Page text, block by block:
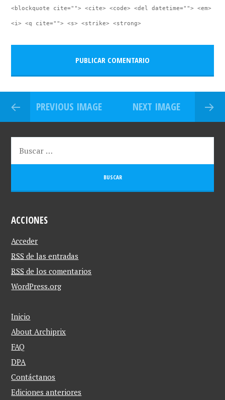
<blockquote cite=""> <cite> <code> <del datetime=""> <em>
<i> <q cite=""> <s> <strike> <strong>
PREVIOUS IMAGE NEXT IMAGE
ACCIONES
Acceder
RSS de las entradas
RSS de los comentarios
WordPress.org
Inicio
About Archiprix
FAQ
DPA
Contáctanos
Ediciones anteriores